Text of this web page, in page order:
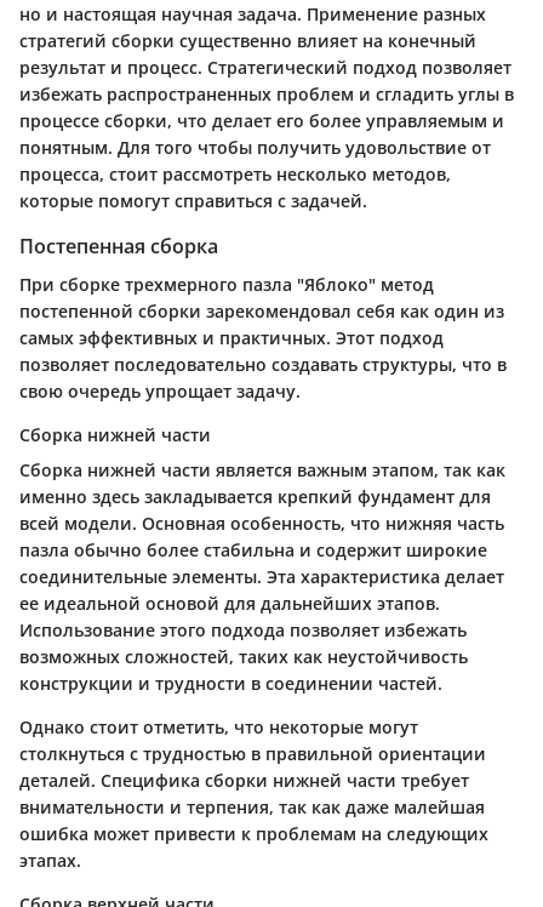
но и настоящая научная задача. Применение разных
стратегий сборки существенно влияет на конечный
результат и процесс. Стратегический подход позволяет
избежать распространенных проблем и сгладить углы в
процессе сборки, что делает его более управляемым и
понятным. Для того чтобы получить удовольствие от
процесса, стоит рассмотреть несколько методов,
которые помогут справиться с задачей.
Постепенная сборка
При сборке трехмерного пазла "Яблоко" метод
постепенной сборки зарекомендовал себя как один из
самых эффективных и практичных. Этот подход
позволяет последовательно создавать структуры, что в
свою очередь упрощает задачу.
Сборка нижней части
Сборка нижней части является важным этапом, так как
именно здесь закладывается крепкий фундамент для
всей модели. Основная особенность, что нижняя часть
пазла обычно более стабильна и содержит широкие
соединительные элементы. Эта характеристика делает
ее идеальной основой для дальнейших этапов.
Использование этого подхода позволяет избежать
возможных сложностей, таких как неустойчивость
конструкции и трудности в соединении частей.
Однако стоит отметить, что некоторые могут
столкнуться с трудностью в правильной ориентации
деталей. Специфика сборки нижней части требует
внимательности и терпения, так как даже малейшая
ошибка может привести к проблемам на следующих
этапах.